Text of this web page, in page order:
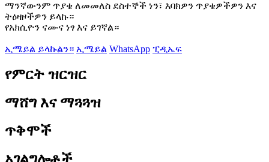
ማንኛውንም ጥያቄ ለመመለስ ደስተኞች ነን፣ እባክዎን ጥያቄዎችዎን እና
ትዕዛዞችዎን ይላኩ።
የአክሲዮን ናሙና ነፃ እና ይገኛል።
ኢሜይል ይላኩልን። ኢሜይል WhatsApp ፒዲኤፍ
የምርት ዝርዝር
ማሸግ እና ማጓጓዝ
ጥቅሞች